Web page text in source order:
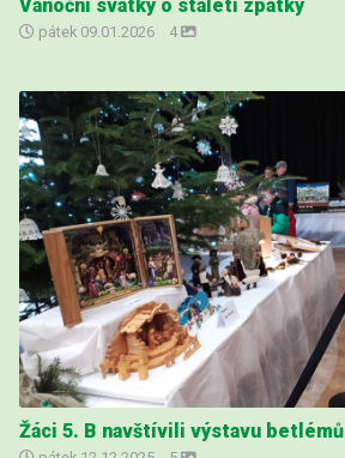
Vánoční svátky o staletí zpátky
pátek 09.01.2026 4
Žáci 5. B navštívili výstavu betlémů